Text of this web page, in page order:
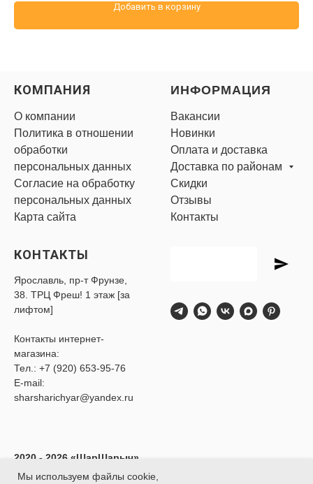
Добавить в корзину
КОМПАНИЯ
О компании
Политика в отношении
обработки
персональных данных
Согласие на обработку
персональных данных
Карта сайта
ИНФОРМАЦИЯ
Вакансии
Новинки
Оплата и доставка
Доставка по районам
Скидки
Отзывы
Контакты
КОНТАКТЫ
Ярославль, пр-т Фрунзе,
38. ТРЦ Фреш! 1 этаж [за
лифтом]
Контакты интернет-
магазина:
Тел.: +7 (920) 653-95-76
E-mail:
sharsharichyar@yandex.ru
2020 - 2026 «ШарШарыч»
- Доставка воздушных
Мы используем файлы cookie,